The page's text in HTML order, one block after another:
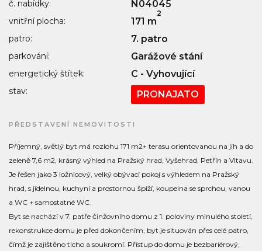
č. nabídky: N04045
vnitřní plocha: 171 m
2
patro: 7. patro
parkování: Garážové stání
energetický štítek: C - Vyhovující
stav: PRONAJATO
PŘEDSTAVENÍ NEMOVITOSTI
Příjemný, světlý byt má rozlohu 171 m2+ terasu orientovanou na jih a do
zeleně 7,6 m2, krásný výhled na Pražský hrad, Vyšehrad, Petřín a Vltavu.
Je řešen jako 3 ložnicový, velký obývací pokoj s výhledem na Pražský
hrad, s jídelnou, kuchyní a prostornou špíží, koupelna se sprchou, vanou
a WC + samostatné WC.
Byt se nachází v 7. patře činžovního domu z 1. poloviny minulého století,
rekonstrukce domu je před dokončením, byt je situován přes celé patro,
čímž je zajištěno ticho a soukromí. Přístup do domu je bezbariérový,